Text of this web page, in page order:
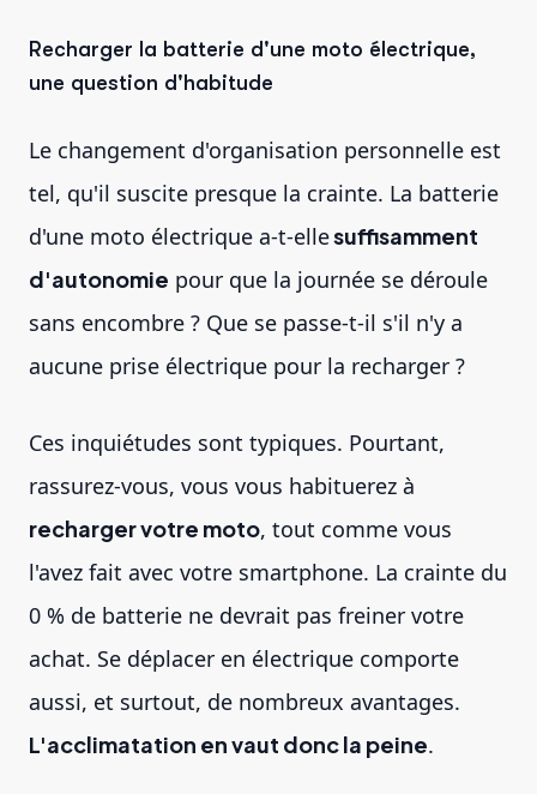
Recharger la batterie d'une moto électrique,
une question d'habitude
Le changement d'organisation personnelle est
tel, qu'il suscite presque la crainte. La batterie
d'une moto électrique a-t-ellesuffisamment
d'autonomie pour que la journée se déroule
sans encombre ? Que se passe-t-il s'il n'y a
aucune prise électrique pour la recharger ?
Ces inquiétudes sont typiques. Pourtant,
rassurez-vous, vous vous habituerez à
recharger votre moto, tout comme vous
l'avez fait avec votre smartphone. La crainte du
0 % de batterie ne devrait pas freiner votre
achat. Se déplacer en électrique comporte
aussi, et surtout, de nombreux avantages.
L'acclimatation en vaut donc la peine.